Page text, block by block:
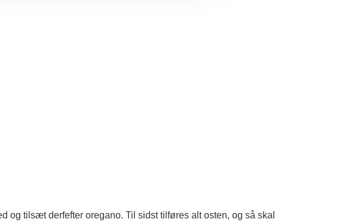
og tilsæt derfefter oregano. Til sidst tilføres alt osten, og så skal